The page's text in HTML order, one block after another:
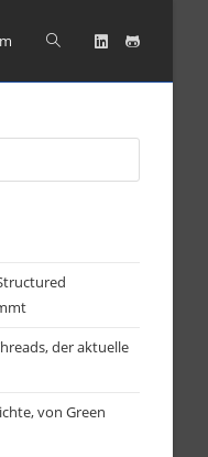
Website-
Escape
der aktuelle
von Green